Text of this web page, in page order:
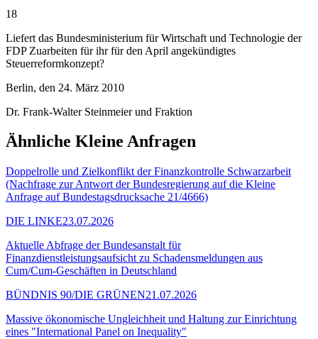
18
Liefert das Bundesministerium für Wirtschaft und Technologie der
FDP Zuarbeiten für ihr für den April angekündigtes
Steuerreformkonzept?
Berlin, den 24. März 2010
Dr. Frank-Walter Steinmeier und Fraktion
Ähnliche Kleine Anfragen
Doppelrolle und Zielkonflikt der Finanzkontrolle Schwarzarbeit
(Nachfrage zur Antwort der Bundesregierung auf die Kleine
Anfrage auf Bundestagsdrucksache 21/4666)
DIE LINKE23.07.2026
Aktuelle Abfrage der Bundesanstalt für
Finanzdienstleistungsaufsicht zu Schadensmeldungen aus
Cum/Cum-Geschäften in Deutschland
BÜNDNIS 90/DIE GRÜNEN21.07.2026
Massive ökonomische Ungleichheit und Haltung zur Einrichtung
eines "International Panel on Inequality"